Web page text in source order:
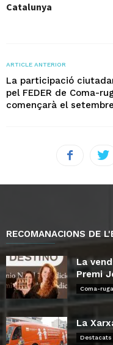
Catalunya
ARTICLE ANTERIOR
La participació
pel FEDER de Coma-
començarà el setembre
RECOMANACIONS DE
La
Premi
Coma-ruga
La
Destacats